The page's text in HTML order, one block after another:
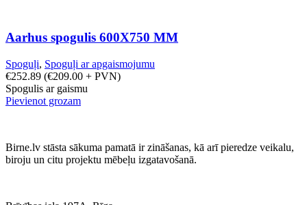
Aarhus spogulis 600X750 MM
Spoguļi, Spoguļi ar apgaismojumu
€252.89 (€209.00 + PVN)
Spogulis ar gaismu
Pievienot grozam
Birne.lv stāsta sākuma pamatā ir zināšanas, kā arī pieredze veikalu,
biroju un citu projektu mēbeļu izgatavošanā.